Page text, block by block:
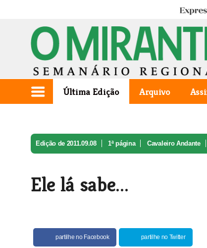
Expresso
Última Edição Arquivo
Edição de 2011.09.08 1ª página Cavaleiro Andante
Ele lá sabe...
partilhe no Facebook partilhe no Twitter